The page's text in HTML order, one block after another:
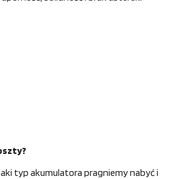
typ akumulatora pragniemy nabyć i